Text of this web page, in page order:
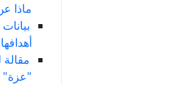
ماذا
مقالة
"عزة"